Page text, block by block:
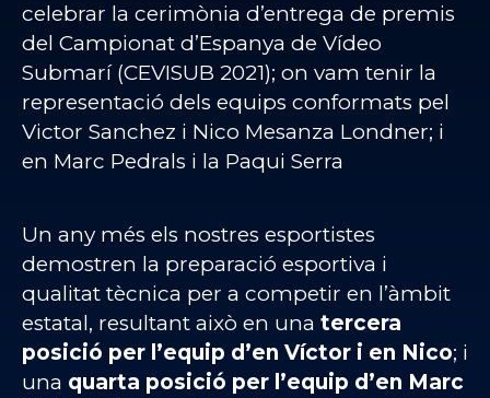
celebrar la cerimònia d’entrega de premis
del Campionat d’Espanya de Vídeo
Submarí (CEVISUB 2021); on vam tenir la
representació dels equips conformats pel
Victor Sanchez i Nico Mesanza Londner; i
en Marc Pedrals i la Paqui Serra
Un any més els nostres esportistes
demostren la preparació esportiva i
qualitat tècnica per a competir en l’àmbit
estatal, resultant això en una tercera
posició per l’equip d’en Víctor i en Nico; i
una quarta posició per l’equip d’en Marc